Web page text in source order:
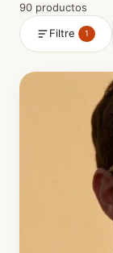
90 productos
Filtre 1